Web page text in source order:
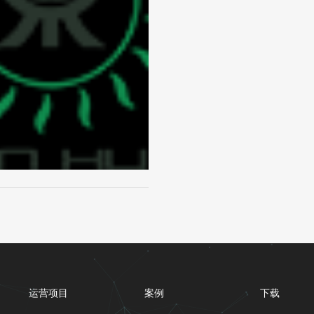
运营项目 案例 下载